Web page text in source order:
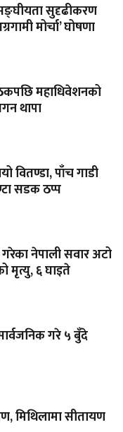
सुदृढीकरण
मोर्चा’ घोषणा
महाधिवेशनको
थापा
वितण्डा, पाँच गाडी
सडक ठप्प
गरेका नेपाली सवार अटो
मृत्यु, ६ घाइते
गरे ५ बुँदे
मिथिलामा सीतायण